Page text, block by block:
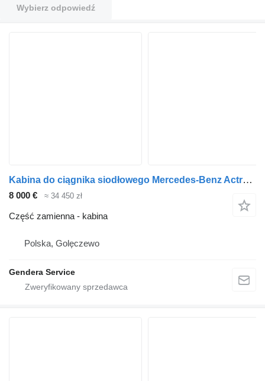
Wybierz odpowiedź
Kabina do ciągnika siodłowego Mercedes-Benz Actros MP4 Arocs Antos
8 000 € ≈ 34 450 zł
Część zamienna - kabina
Polska, Golęczewo
Gendera Service